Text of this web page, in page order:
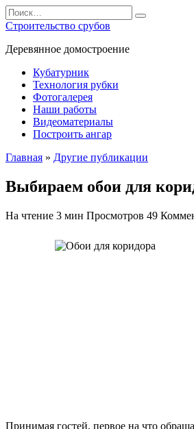
Перейти
к
содержанию
Search
for:
Строительство срубов
Деревянное домостроение
Кубатурник
Технология рубки
Фотогалерея
Наши работы
Видеоматериалы
Построить ангар
Главная » Другие публикации
Выбираем обои для
На чтение 3 мин Просмотров 49
Принимая гостей, первое на что